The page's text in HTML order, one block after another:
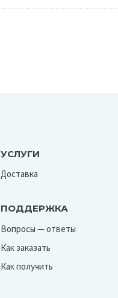
УСЛУГИ
Доставка
ПОДДЕРЖКА
Вопросы — ответы
Как заказать
Как получить